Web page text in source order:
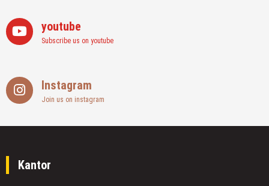
youtube
Subscribe us on youtube
Instagram
Join us on instagram
Kantor